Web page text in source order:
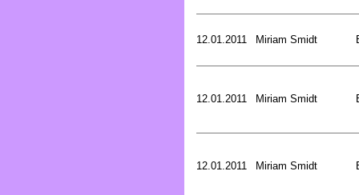
12.01.2011 Miriam Smidt
12.01.2011 Miriam Smidt
12.01.2011 Miriam Smidt